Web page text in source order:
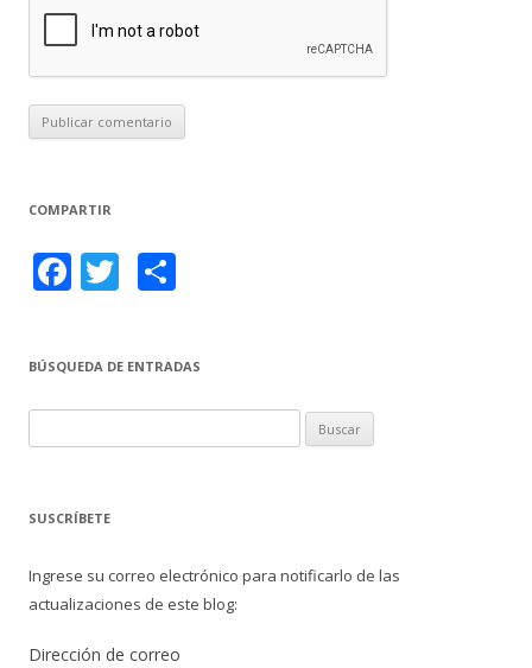
COMPARTIR
F
ac
b
o
o
k
T
w
er p
ar
ti
BÚSQUEDA DE ENTRADAS
u
SUSCRÍBETE
Ingrese su correo electrónico para notificarlo de las
actualizaciones de este blog:
Dirección de correo